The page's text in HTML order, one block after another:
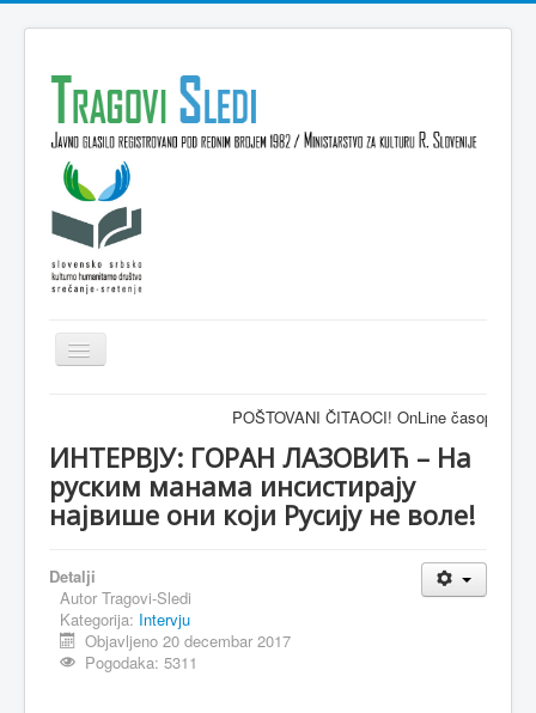
Isključi
navigaciju
VESTI
KULTURA
INTERVJU
MAGAZIN
FELJTON
SPORT
POŠTOVANI ČITAOCI! OnLine časopis
ИНТЕРВЈУ: ГОРАН ЛАЗОВИЋ – На
руским манама инсистирају
највише они који Русију не воле!
Detalji
Autor Tragovi-Sledi
Kategorija: Intervju
Objavljeno 20 decembar 2017
Pogodaka: 5311